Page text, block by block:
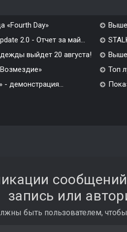
«Fourth Day»
2.0 - Отчет за май...
выйдет 20 августа!
Топ
- демонстрация...
запись или
быть пользователем,